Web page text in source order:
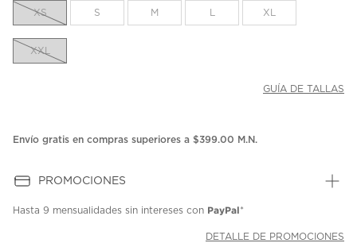
la
misma
XS S M XL
XXL
GUÍA DE TALLAS
Envío gratis en compras superiores a $399.00 M.N.
PROMOCIONES
Hasta 9 mensualidades sin intereses con PayPal*
DETALLE DE PROMOCIONES